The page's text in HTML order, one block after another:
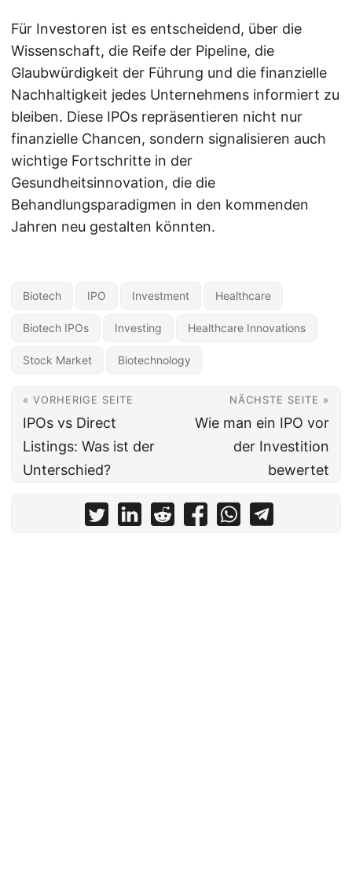
Für Investoren ist es entscheidend, über die
Wissenschaft, die Reife der Pipeline, die
Glaubwürdigkeit der Führung und die finanzielle
Nachhaltigkeit jedes Unternehmens informiert zu
bleiben. Diese IPOs repräsentieren nicht nur
finanzielle Chancen, sondern signalisieren auch
wichtige Fortschritte in der
Gesundheitsinnovation, die die
Behandlungsparadigmen in den kommenden
Jahren neu gestalten könnten.
Biotech IPO Investment Healthcare
Biotech IPOs Investing Healthcare Innovations
Stock Market Biotechnology
« VORHERIGE SEITE
IPOs vs Direct
Listings: Was ist der
Unterschied?
NÄCHSTE SEITE »
Wie man ein IPO vor
der Investition
bewertet